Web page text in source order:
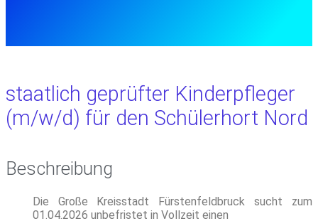
staatlich geprüfter Kinderpfleger
(m/w/d) für den Schülerhort Nord
Beschreibung
Die Große Kreisstadt Fürstenfeldbruck sucht zum
01.04.2026 unbefristet in Vollzeit einen